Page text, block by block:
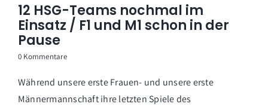
12 HSG-Teams nochmal im
Einsatz / F1 und M1 schon in der
Pause
0 Kommentare
Während unsere erste Frauen- und unsere erste
Männermannschaft ihre letzten Spiele des